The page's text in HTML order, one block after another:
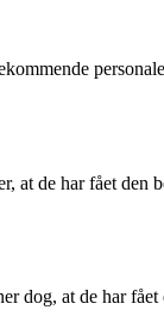
de har fået den
dog, at de har